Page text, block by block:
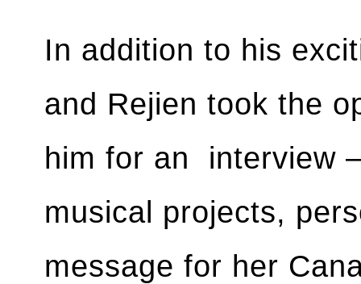
In addition to his
and Rejien took the
him for an interview
musical projects,
message for her